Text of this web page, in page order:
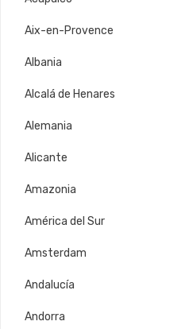
Aix-en-Provence
Albania
Alcalá de Henares
Alemania
Alicante
Amazonia
América del Sur
Amsterdam
Andalucía
Andorra